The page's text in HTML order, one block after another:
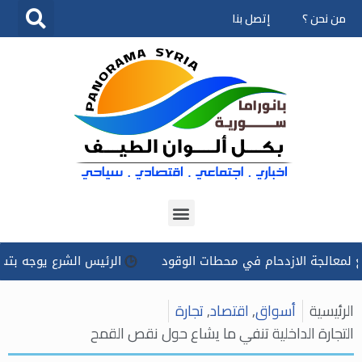
تخطى
من نحن ؟ إتصل بنا
الازدحام في محطات الوقود الرئيس الشرع يوجه بتسخير
الرئيسية أسواق,اقتصاد,تجارة
التجارة الداخلية تنفي ما يشاع حول نقص القمح